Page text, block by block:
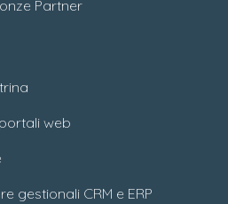
web
gestionali CRM e ERP